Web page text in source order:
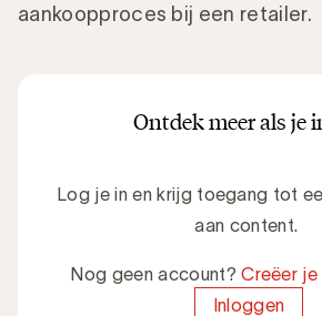
aankoopproces bij een retailer.
Ontdek meer als je
Log je in en krijg toegang tot
aan content.
Nog geen account?Creëer
Inloggen